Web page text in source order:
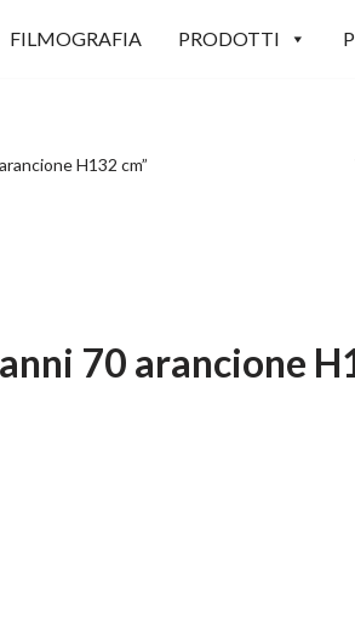
FILMOGRAFIA PRODOTTI
H132 cm”
70 arancione